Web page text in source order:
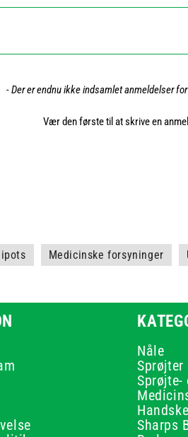
- Der er endnu ikke indsamlet anmeldelser
Vær den første til at skrive en
Medicinske forsyninger
Nåle
Sprøjter
Sharps